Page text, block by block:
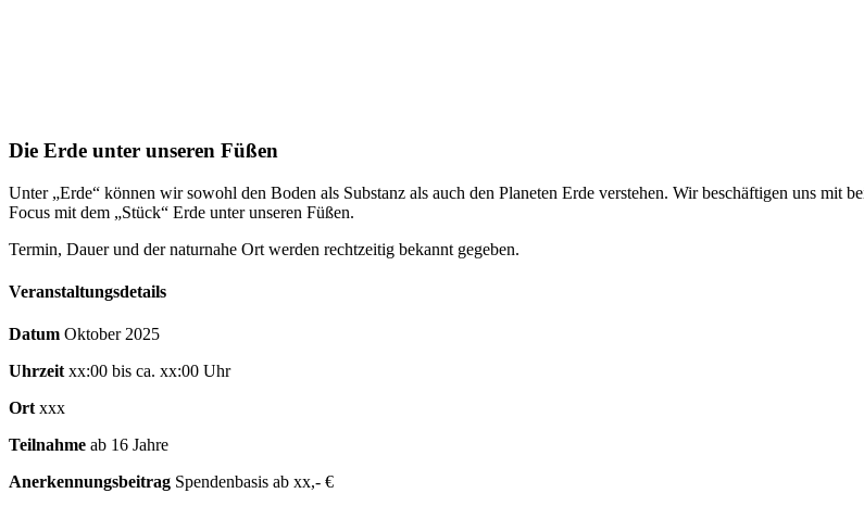
Die Erde unter unseren Füßen
Unter „Erde“ können wir sowohl den Boden als Substanz als auch den Planeten Erde verstehen. Wir beschäftigen uns mit
Focus mit dem „Stück“ Erde unter unseren Füßen.
Termin, Dauer und der naturnahe Ort werden rechtzeitig bekannt gegeben.
Veranstaltungsdetails
Datum Oktober 2025
Uhrzeitxx:00 bis ca. xx:00 Uhr
Ortxxx
Teilnahme ab 16 Jahre
Anerkennungsbeitrag Spendenbasis ab xx,- €